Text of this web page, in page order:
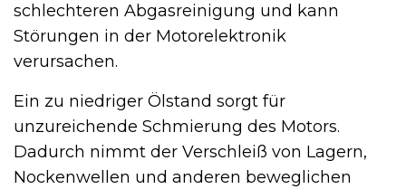
schlechteren Abgasreinigung und kann
Störungen in der Motorelektronik
verursachen.
Ein zu niedriger Ölstand sorgt für
unzureichende Schmierung des Motors.
Dadurch nimmt der Verschleiß von Lagern,
Nockenwellen und anderen beweglichen